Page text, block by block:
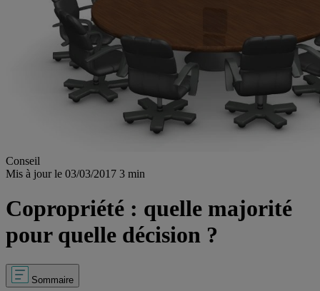
Conseil
Mis à jour le 03/03/2017 3 min
Copropriété : quelle majorité
pour quelle décision ?
Sommaire